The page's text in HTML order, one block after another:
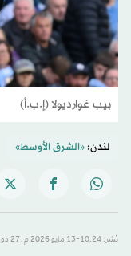
بيب غوارديولا (إ.ب.أ)
لندن:«الشرق الأوسط»
نُشر: 10:24-13 مايو 2026 م ـ 27 ذو القِعدة 1447 هـ